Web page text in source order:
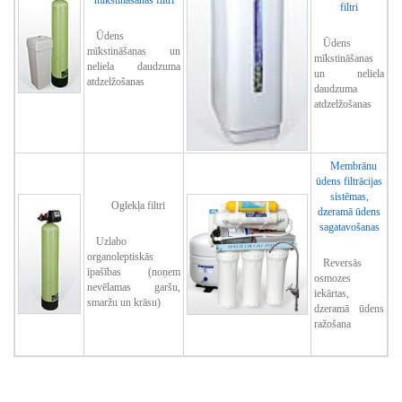
Ūdens
mīkstināšanas un
neliela daudzuma
atdzelžošanas
filtri
Ūdens
mīkstināšanas
un neliela
daudzuma
atdzelžošanas
Oglekļa filtri
Uzlabo
organoleptiskās
īpašības (noņem
nevēlamas garšu,
smaržu un krāsu)
Membrānu
ūdens filtrācijas
sistēmas,
dzeramā ūdens
sagatavošanas
Reversās
osmozes
iekārtas,
dzeramā ūdens
ražošana